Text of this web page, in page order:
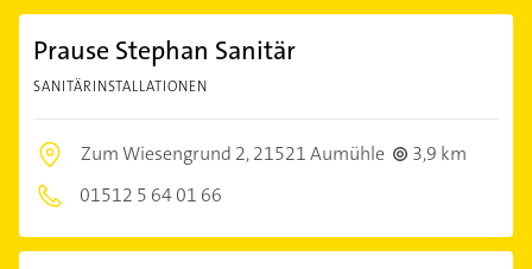
Prause Stephan Sanitär
SANITÄRINSTALLATIONEN
Zum Wiesengrund 2,21521 Aumühle
3,9 km
01512 5 64 01 66